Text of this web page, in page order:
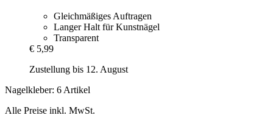
Gleichmäßiges Auftragen
Langer Halt für Kunstnägel
Transparent
€ 5,99
Zustellung bis 12. August
Nagelkleber: 6 Artikel
Alle Preise inkl. MwSt.